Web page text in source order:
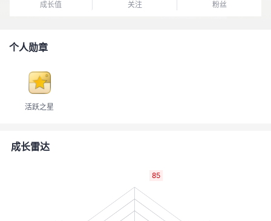
者
成长值 关注 粉丝
个人勋章
活跃之星
成长雷达
85